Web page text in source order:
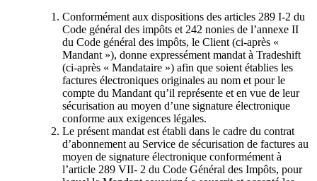
Conformément aux dispositions des articles 289 I-2 du
Code général des impôts et 242 nonies de l’annexe II
du Code général des impôts, le Client (ci-après «
Mandant »), donne expressément mandat à Tradeshift
(ci-après « Mandataire ») afin que soient établies les
factures électroniques originales au nom et pour le
compte du Mandant qu’il représente et en vue de leur
sécurisation au moyen d’une signature électronique
conforme aux exigences légales.
Le présent mandat est établi dans le cadre du contrat
d’abonnement au Service de sécurisation de factures au
moyen de signature électronique conformément à
l’article 289 VII- 2 du Code Général des Impôts, pour